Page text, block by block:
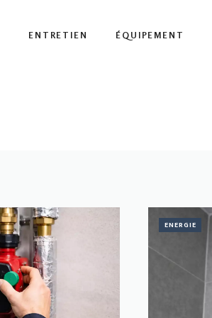
ENTRETIEN ÉQUIPEMENT
ENERGIE